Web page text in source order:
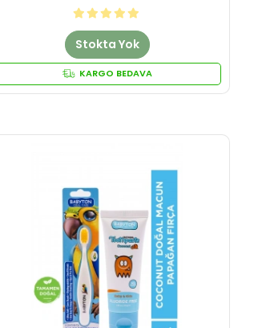
Stokta Yok
KARGO BEDAVA